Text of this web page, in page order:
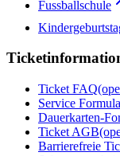
Fussballschule
Ticket FAQ
Service
Dauerkarten-
Ticket AGB
Barrierefreie